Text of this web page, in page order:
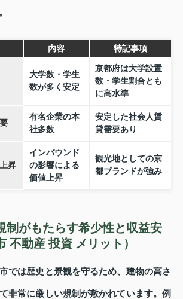
内容 特記事項
大学数・学生
数が多く安定
京都府は大学設置
数・学生割合とも
に高水準
有名企業の本
社多数
安定した社会人賃
貸需要あり
昇
インバウンド
の影響による
価値上昇
観光地としての京
都ブランドが強み
制がもたらす希少性と収益安
不動産 投資 メリット）
では歴史と景観を守るため、建物の高さ
非常に厳しい規制が敷かれています。例